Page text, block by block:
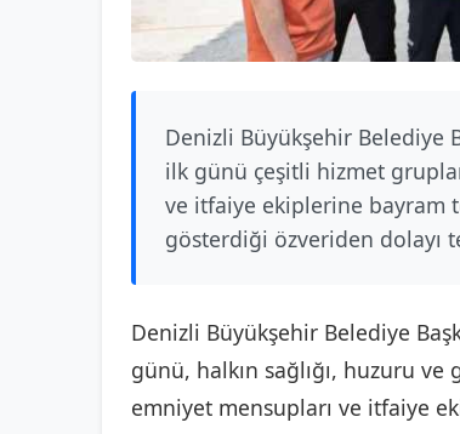
Denizli Büyükşehir Belediye
ilk günü çeşitli hizmet
ve itfaiye ekiplerine bayram
gösterdiği özveriden dolayı
Denizli Büyükşehir Belediye
günü, halkın sağlığı, huzuru ve
emniyet mensupları ve itfaiye